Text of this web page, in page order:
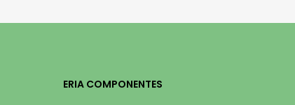
ERIA COMPONENTES